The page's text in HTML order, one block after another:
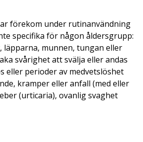
förekom under rutinanvändning
specifika för någon åldersgrupp:
läpparna, munnen, tungan eller
svårighet att svälja eller andas
eller perioder av medvetslöshet
kramper eller anfall (med eller
(urticaria), ovanlig svaghet